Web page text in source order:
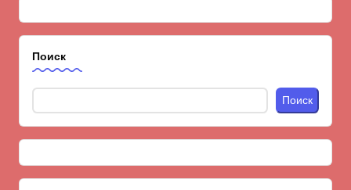
Поиск
Поиск